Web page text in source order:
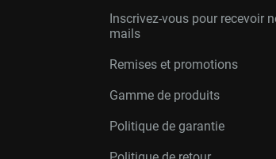
Inscrivez-vous pour recevoir
mails
Remises et promotions
Gamme de produits
Politique de garantie